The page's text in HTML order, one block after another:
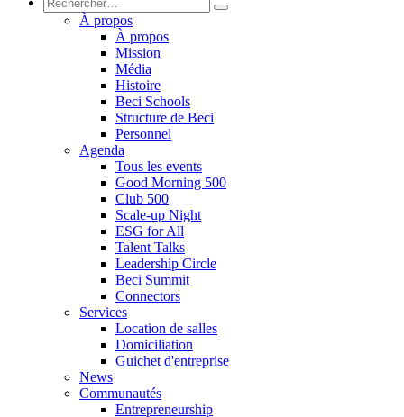
À propos
À propos
Mission
Média
Histoire
Beci Schools
Structure de Beci
Personnel
Agenda
Tous les events
Good Morning 500
Club 500
Scale-up Night
ESG for All
Talent Talks
Leadership Circle
Beci Summit
Connectors
Services
Location de salles
Domiciliation
Guichet d'entreprise
News
Communautés
Entrepreneurship